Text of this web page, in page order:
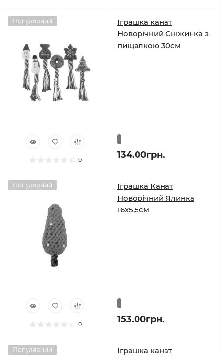
Популярний
0
Іграшка канат
Новорічний Сніжинка з
пищалкою 30см
134.00грн.
Популярний
0
Іграшка Канат
Новорічний Ялинка
16х5,5см
153.00грн.
Популярний
Іграшка канат